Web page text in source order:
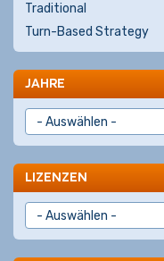
Traditional
Turn-Based Strategy
JAHRE
LIZENZEN